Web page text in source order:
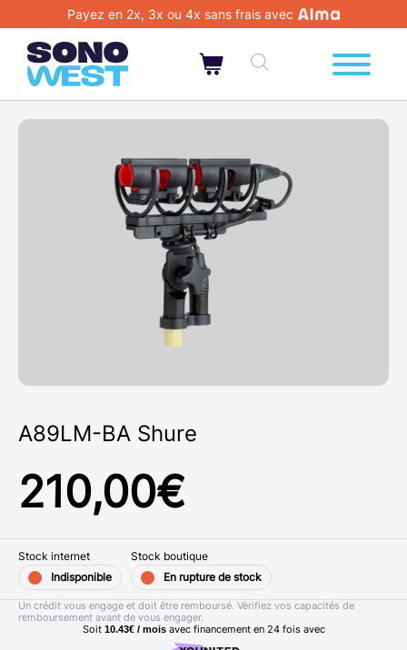
Payez en 2x, 3x ou 4x sans frais avec
A89LM-BA Shure
210,00€
Soit 10.43€ / mois avec financement en 24 fois avec
Un crédit vous engage et doit être remboursé. Vérifiez vos capacités de
remboursement avant de vous engager.
Stock internet
Indisponible
Stock boutique
En rupture de stock